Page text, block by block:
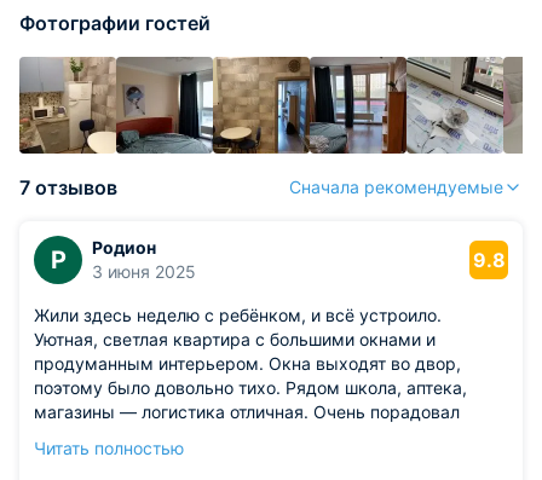
Фотографии гостей
7 отзывов Сначала рекомендуемые
Р
Родион
3 июня 2025
9.8
Жили здесь неделю с ребёнком, и всё устроило.
Уютная, светлая квартира с большими окнами и
продуманным интерьером. Окна выходят во двор,
поэтому было довольно тихо. Рядом школа, аптека,
магазины — логистика отличная. Очень порадовал
работы. Вечером смотрели фильмы на большом
Читать полностью